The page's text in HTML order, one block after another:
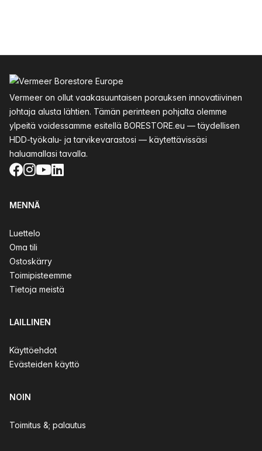
Vermeer on ollut vaakasuuntaisen porauksen innovatiivinen
johtaja alusta lähtien. Tämän perinteen pohjalta olemme
ylpeitä voidessamme esitellä BORESTORE.eu — täydellisen
HDD-työkalu- ja tarvikevarastosi — käytettävissäsi
haluamallasi tavalla.
Facebook
Instagram
YouTube
LinkedIn
MENNÄ
Luettelo
Oma tili
Ostoskärry
Toimipisteemme
Tietoja meistä
LAILLINEN
Käyttöehdot
Evästeiden käyttö
NOIN
Toimitus &; palautus